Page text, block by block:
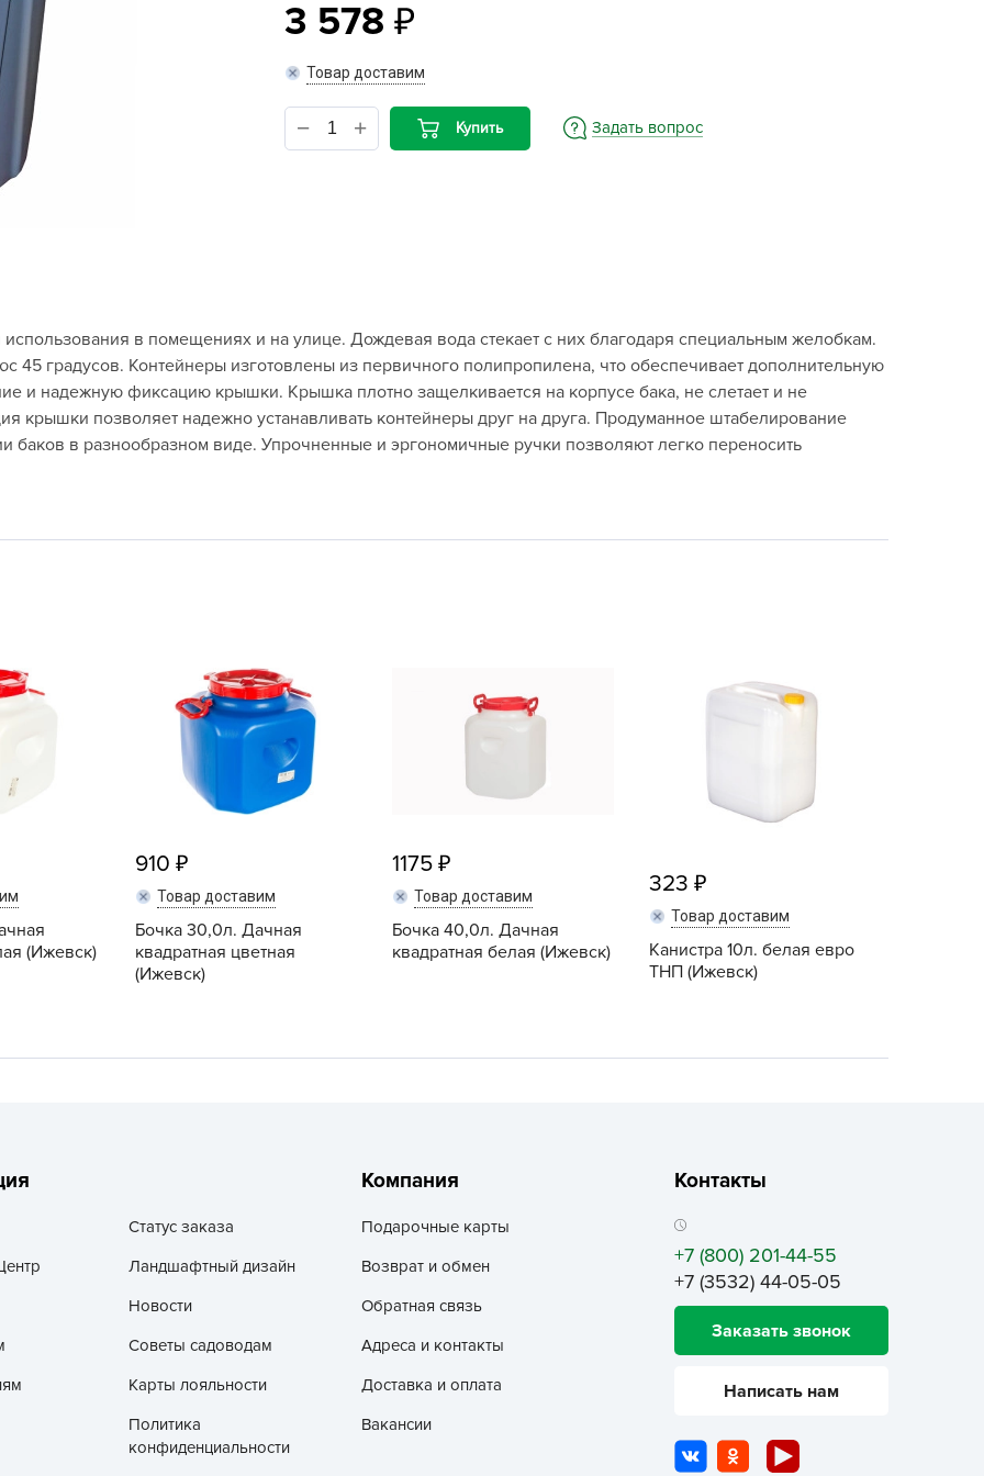
Bona Forte
Dacha Group
Grass
Green Boom
Grinda
GRIZZLY
List'OK
Raco
Rubit
TORNADICA
TUT BIO
Uniel
АБТ Групп
АГРОУСПЕХ
Агрофирма Аэлита
Аяском
3 578
Товар доставим
Купить Задать вопрос
в помещениях и на улице. Дождевая вода стекает с них благодаря специальным желобкам.
45 градусов. Контейнеры изготовлены из первичного полипропилена, что обеспечивает дополнительную
и надежную фиксацию крышки. Крышка плотно защелкивается на корпусе бака, не слетает и не
крышки позволяет надежно устанавливать контейнеры друг на друга. Продуманное штабелирование
баков в разнообразном виде. Упрочненные и эргономичные ручки позволяют легко переносить
(Ижевск)
910
Товар доставим
Бочка 30,0л. Дачная
квадратная цветная
(Ижевск)
1175
Товар доставим
Бочка 40,0л. Дачная
квадратная белая (Ижевск)
323
Товар доставим
Канистра 10л. белая евро
ТНП (Ижевск)
Статус заказа
Ландшафтный дизайн
Новости
Советы садоводам
Карты лояльности
Политика
конфиденциальности
Компания
Подарочные карты
Возврат и обмен
Обратная связь
Адреса и контакты
Доставка и оплата
Вакансии
Контакты
+7 (800) 201-44-55
+7 (3532) 44-05-05
Заказать звонок
Написать нам